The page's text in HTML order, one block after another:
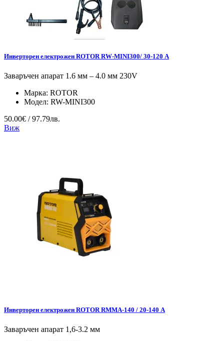
Инверторен електрожен ROTOR RW-MINI300/ 30-120 А
Заваръчен апарат 1.6 мм – 4.0 мм 230V
Марка: ROTOR
Модел: RW-MINI300
50.00€ / 97.79лв.
Виж
Инверторен електрожен ROTOR RMMA-140 / 20-140 А
Заваръчен апарат 1,6-3.2 мм